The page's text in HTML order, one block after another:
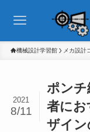
機械設計学習館 メカ設計
ポンチ
者に
ザイン
2021
8/11